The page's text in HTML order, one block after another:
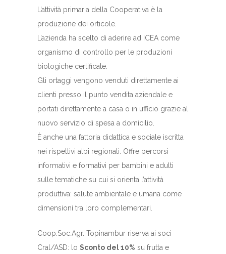
L’attività primaria della Cooperativa è la
produzione dei orticole.
L’azienda ha scelto di aderire ad ICEA come
organismo di controllo per le produzioni
biologiche certificate.
Gli ortaggi vengono venduti direttamente ai
clienti presso il punto vendita aziendale e
portati direttamente a casa o in ufficio grazie al
nuovo servizio di spesa a domicilio.
È anche una fattoria didattica e sociale iscritta
nei rispettivi albi regionali. Offre percorsi
informativi e formativi per bambini e adulti
sulle tematiche su cui si orienta l’attività
produttiva: salute ambientale e umana come
dimensioni tra loro complementari.
Coop.Soc.Agr. Topinambur riserva ai soci
Cral/ASD: lo Sconto del 10% su frutta e